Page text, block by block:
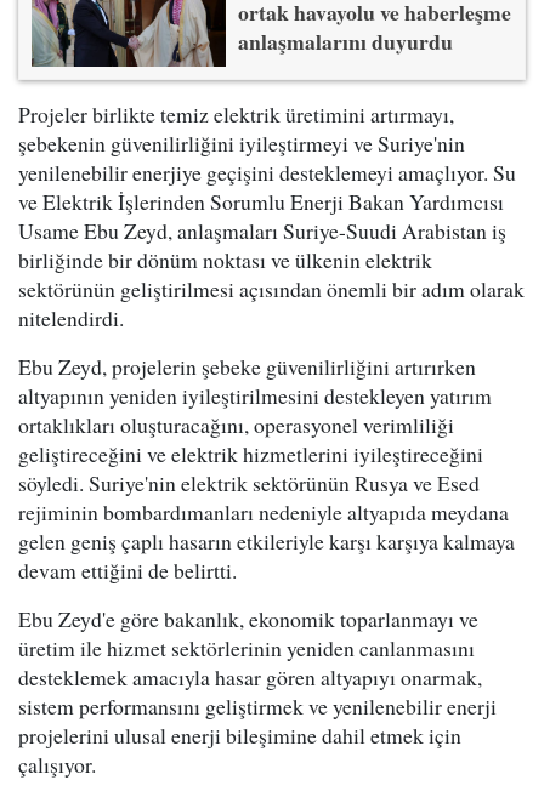
ortak havayolu ve haberleşme
anlaşmalarını duyurdu
Projeler birlikte temiz elektrik üretimini artırmayı,
şebekenin güvenilirliğini iyileştirmeyi ve Suriye'nin
yenilenebilir enerjiye geçişini desteklemeyi amaçlıyor. Su
ve Elektrik İşlerinden Sorumlu Enerji Bakan Yardımcısı
Usame Ebu Zeyd, anlaşmaları Suriye-Suudi Arabistan iş
birliğinde bir dönüm noktası ve ülkenin elektrik
sektörünün geliştirilmesi açısından önemli bir adım olarak
nitelendirdi.
Ebu Zeyd, projelerin şebeke güvenilirliğini artırırken
altyapının yeniden iyileştirilmesini destekleyen yatırım
ortaklıkları oluşturacağını, operasyonel verimliliği
geliştireceğini ve elektrik hizmetlerini iyileştireceğini
söyledi. Suriye'nin elektrik sektörünün Rusya ve Esed
rejiminin bombardımanları nedeniyle altyapıda meydana
gelen geniş çaplı hasarın etkileriyle karşı karşıya kalmaya
devam ettiğini de belirtti.
Ebu Zeyd'e göre bakanlık, ekonomik toparlanmayı ve
üretim ile hizmet sektörlerinin yeniden canlanmasını
desteklemek amacıyla hasar gören altyapıyı onarmak,
sistem performansını geliştirmek ve yenilenebilir enerji
projelerini ulusal enerji bileşimine dahil etmek için
çalışıyor.